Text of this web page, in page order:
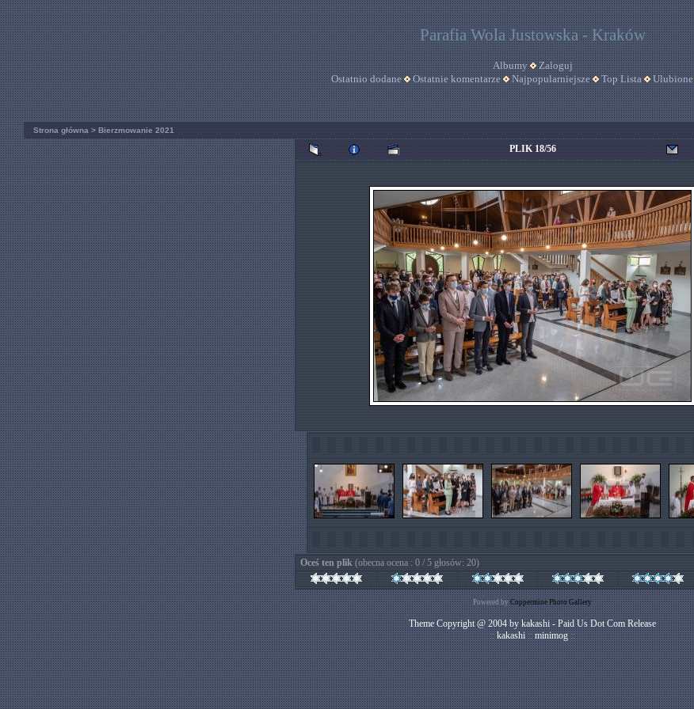
Parafia Wola Justowska - Kraków
Albumy
Zaloguj
Ostatnio dodane
Ostatnie komentarze Najpopularniejsze Top Lista Ulubione
Strona główna > Bierzmowanie 2021
PLIK 18/56
Oceś ten plik (obecna ocena : 0 / 5 głosów: 20)
Powered byCoppermine Photo Gallery
Theme Copyright @ 2004 by kakashi - Paid Us Dot Com Release
::kakashi::minimog::